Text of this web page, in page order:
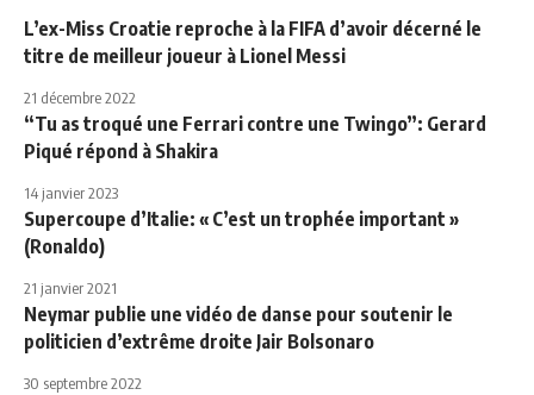
L’ex-Miss Croatie reproche à la FIFA d’avoir décerné le
titre de meilleur joueur à Lionel Messi
21 décembre 2022
“Tu as troqué une Ferrari contre une Twingo”: Gerard
Piqué répond à Shakira
14 janvier 2023
Supercoupe d’Italie: « C’est un trophée important »
(Ronaldo)
21 janvier 2021
Neymar publie une vidéo de danse pour soutenir le
politicien d’extrême droite Jair Bolsonaro
30 septembre 2022